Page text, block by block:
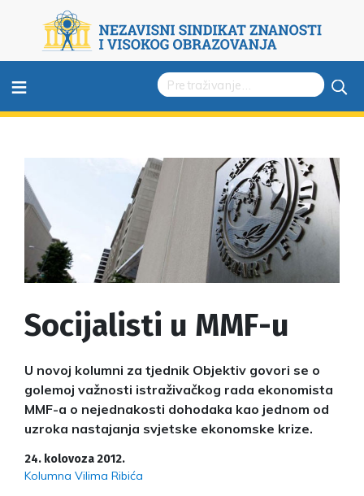
≡
Socijalisti u MMF-u
U novoj kolumni za tjednik Objektiv govori se o
golemoj važnosti istraživačkog rada ekonomista
MMF-a o nejednakosti dohodaka kao jednom od
uzroka nastajanja svjetske ekonomske krize.
24. kolovoza 2012.
Kolumna Vilima Ribića